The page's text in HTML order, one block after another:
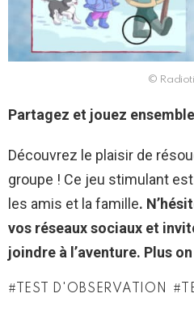
©
Partagez et jouez ensemble
Découvrez le plaisir de
groupe ! Ce jeu stimulant
les amis et la famille.
vos réseaux sociaux et
joindre à l’aventure. Plus
TEST D'OBSERVATION